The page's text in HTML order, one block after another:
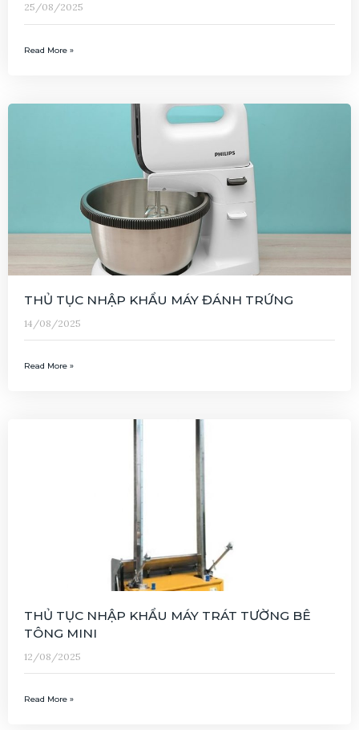
25/08/2025
Read More »
THỦ TỤC NHẬP KHẨU MÁY ĐÁNH TRỨNG
14/08/2025
Read More »
THỦ TỤC NHẬP KHẨU MÁY TRÁT TƯỜNG BÊ
TÔNG MINI
12/08/2025
Read More »